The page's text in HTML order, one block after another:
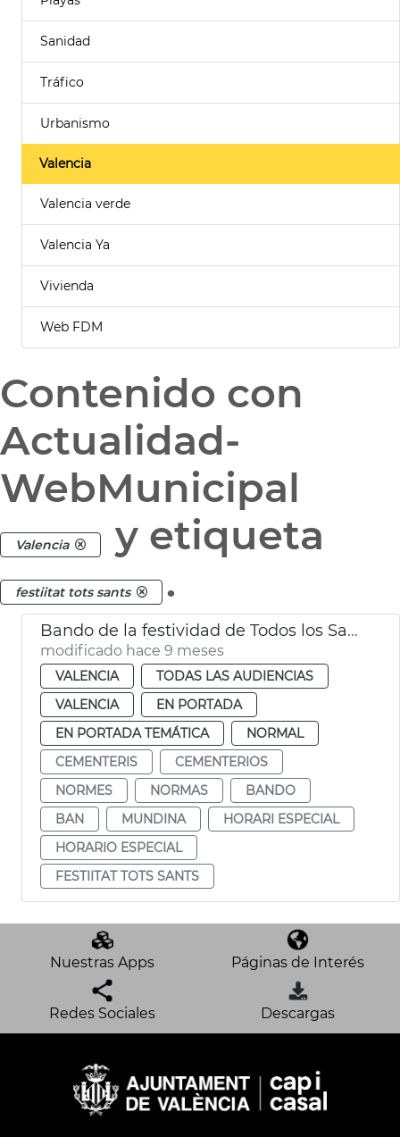
Sanidad
Tráfico
Urbanismo
Valencia
Valencia verde
Valencia Ya
Vivienda
Web FDM
Contenido con
Actualidad-
WebMunicipal
Valencia y etiqueta
festiitat tots sants .
Bando de la festividad de Todos los Santos
modificado hace 9 meses
VALENCIA
TODAS LAS AUDIENCIAS
VALENCIA
EN PORTADA
EN PORTADA TEMÁTICA
NORMAL
CEMENTERIS
CEMENTERIOS
NORMES
NORMAS
BANDO
BAN
MUNDINA
HORARI ESPECIAL
HORARIO ESPECIAL
FESTIITAT TOTS SANTS
Nuestras Apps Páginas de Interés
Redes Sociales Descargas